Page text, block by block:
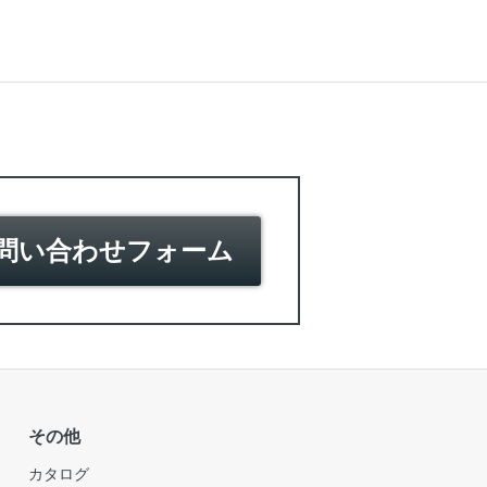
い合わせフォーム
その他
カタログ